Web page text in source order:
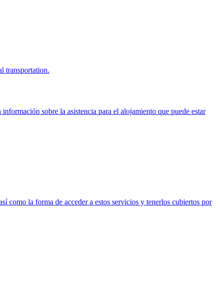
transportation.
sobre la asistencia para el alojamiento que puede estar
como la forma de acceder a estos servicios y tenerlos cubiertos por